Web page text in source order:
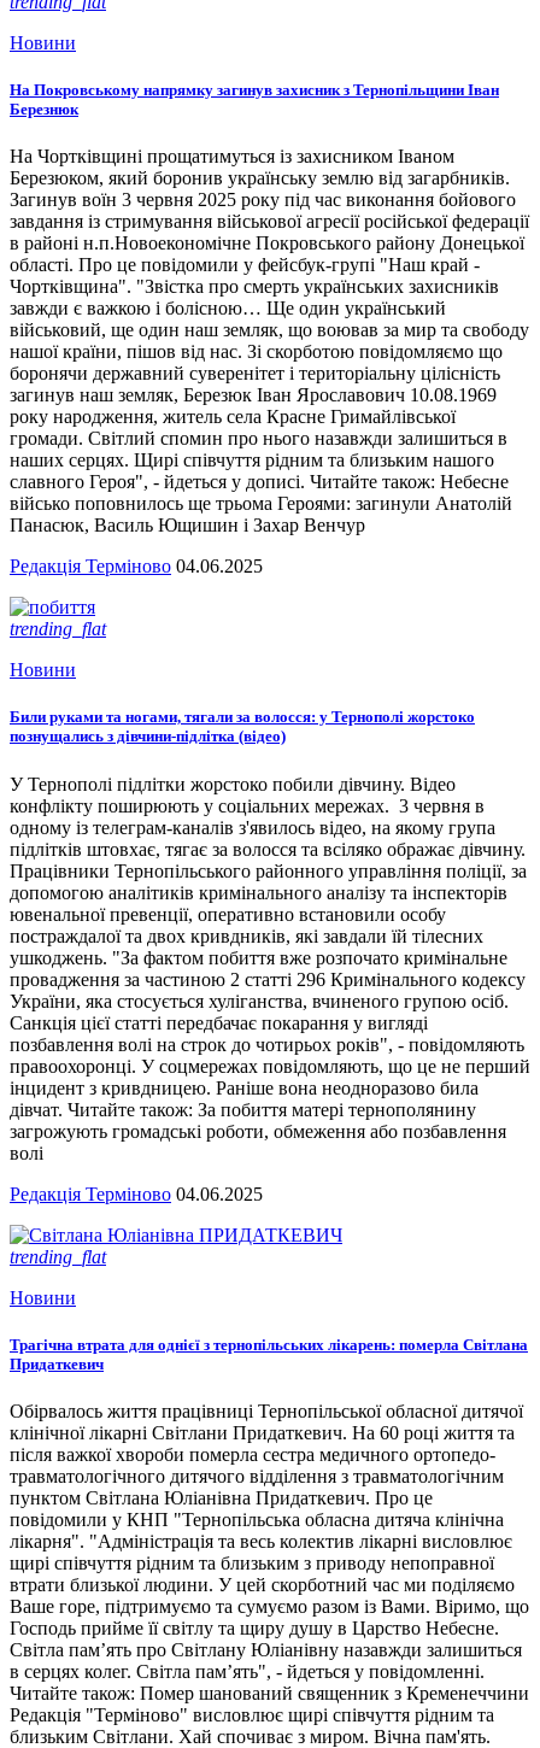
Новини
На Покровському напрямку загинув захисник з Тернопільщини Іван
Березнюк
На Чортківщині прощатимуться із захисником Іваном
Березюком, який боронив українську землю від загарбників.
Загинув воїн 3 червня 2025 року під час виконання бойового
завдання із стримування військової агресії російської федерації
в районі н.п.Новоекономічне Покровського району Донецької
області. Про це повідомили у фейсбук-групі "Наш край -
Чортківщина". "Звістка про смерть українських захисників
завжди є важкою і болісною… Ще один український
військовий, ще один наш земляк, що воював за мир та свободу
нашої країни, пішов від нас. Зі скорботою повідомляємо що
боронячи державний суверенітет і територіальну цілісність
загинув наш земляк, Березюк Іван Ярославович 10.08.1969
року народження, житель села Красне Гримайлівської
громади. Світлий спомин про нього назавжди залишиться в
наших серцях. Щирі співчуття рідним та близьким нашого
славного Героя", - йдеться у дописі. Читайте також: Небесне
військо поповнилось ще трьома Героями: загинули Анатолій
Панасюк, Василь Ющишин і Захар Венчур
Редакція Терміново 04.06.2025
trending_flat
Новини
Били руками та ногами, тягали за волосся: у Тернополі жорстоко
познущались з дівчини-підлітка (відео)
У Тернополі підлітки жорстоко побили дівчину. Відео
конфлікту поширюють у соціальних мережах. 3 червня в
одному із телеграм-каналів з'явилось відео, на якому група
підлітків штовхає, тягає за волосся та всіляко ображає дівчину.
Працівники Тернопільського районного управління поліції, за
допомогою аналітиків кримінального аналізу та інспекторів
ювенальної превенції, оперативно встановили особу
постраждалої та двох кривдників, які завдали їй тілесних
ушкоджень. "За фактом побиття вже розпочато кримінальне
провадження за частиною 2 статті 296 Кримінального кодексу
України, яка стосується хуліганства, вчиненого групою осіб.
Санкція цієї статті передбачає покарання у вигляді
позбавлення волі на строк до чотирьох років", - повідомляють
правоохоронці. У соцмережах повідомляють, що це не перший
інцидент з кривдницею. Раніше вона неодноразово била
дівчат. Читайте також: За побиття матері тернополянину
загрожують громадські роботи, обмеження або позбавлення
волі
Редакція Терміново 04.06.2025
trending_flat
Новини
Трагічна втрата для однієї з тернопільських лікарень: померла Світлана
Придаткевич
Обірвалось життя працівниці Тернопільської обласної дитячої
клінічної лікарні Світлани Придаткевич. На 60 році життя та
після важкої хвороби померла сестра медичного ортопедо-
травматологічного дитячого відділення з травматологічним
пунктом Світлана Юліанівна Придаткевич. Про це
повідомили у КНП "Тернопільська обласна дитяча клінічна
лікарня". "Адміністрація та весь колектив лікарні висловлює
щирі співчуття рідним та близьким з приводу непоправної
втрати близької людини. У цей скорботний час ми поділяємо
Ваше горе, підтримуємо та сумуємо разом із Вами. Віримо, що
Господь прийме її світлу та щиру душу в Царство Небесне.
Світла пам’ять про Світлану Юліанівну назавжди залишиться
в серцях колег. Світла пам’ять", - йдеться у повідомленні.
Читайте також: Помер шанований священник з Кременеччини
Редакція "Терміново" висловлює щирі співчуття рідним та
близьким Світлани. Хай спочиває з миром. Вічна пам'ять.